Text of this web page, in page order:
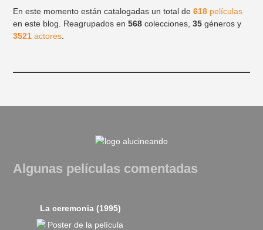
En este momento están catalogadas un total de618 películas
en este blog. Reagrupados en568 colecciones,35 géneros y
3521 actores
Algunas películas comentadas
La ceremonia (1995)